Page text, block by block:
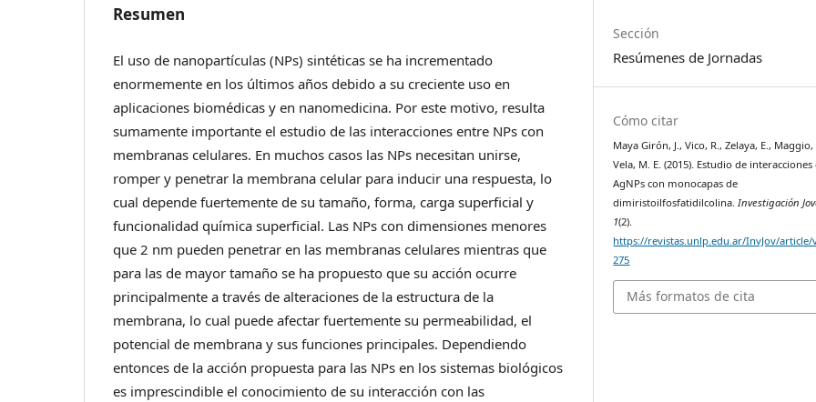
Resumen
El uso de nanopartículas (NPs) sintéticas se ha incrementado
enormemente en los últimos años debido a su creciente uso en
aplicaciones biomédicas y en nanomedicina. Por este motivo, resulta
sumamente importante el estudio de las interacciones entre NPs con
membranas celulares. En muchos casos las NPs necesitan unirse,
romper y penetrar la membrana celular para inducir una respuesta, lo
cual depende fuertemente de su tamaño, forma, carga superficial y
funcionalidad química superficial. Las NPs con dimensiones menores
que 2 nm pueden penetrar en las membranas celulares mientras que
para las de mayor tamaño se ha propuesto que su acción ocurre
principalmente a través de alteraciones de la estructura de la
membrana, lo cual puede afectar fuertemente su permeabilidad, el
potencial de membrana y sus funciones principales. Dependiendo
entonces de la acción propuesta para las NPs en los sistemas biológicos
es imprescindible el conocimiento de su interacción con las
Sección
Resúmenes de Jornadas
Cómo citar
Maya Girón, J., Vico, R., Zelaya, E., Maggio,
Vela, M. E. (2015). Estudio de interacciones
AgNPs con monocapas de
dimiristoilfosfatidilcolina.Investigación
1(2).
https://revistas.unlp.edu.ar/InvJov/article/
275
Más formatos de cita